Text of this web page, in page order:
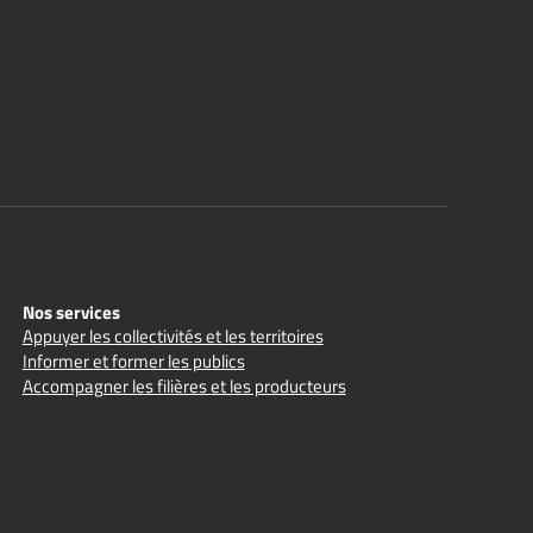
Nos services
Appuyer les collectivités et les territoires
Informer et former les publics
Accompagner les filières et les producteurs